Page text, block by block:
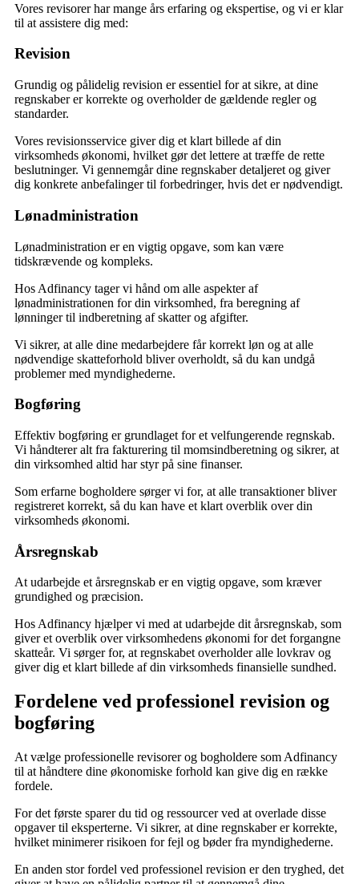
Vores revisorer har mange års erfaring og ekspertise, og vi er klar
til at assistere dig med:
Revision
Grundig og pålidelig revision er essentiel for at sikre, at dine
regnskaber er korrekte og overholder de gældende regler og
standarder.
Vores revisionsservice giver dig et klart billede af din
virksomheds økonomi, hvilket gør det lettere at træffe de rette
beslutninger. Vi gennemgår dine regnskaber detaljeret og giver
dig konkrete anbefalinger til forbedringer, hvis det er nødvendigt.
Lønadministration
Lønadministration er en vigtig opgave, som kan være
tidskrævende og kompleks.
Hos Adfinancy tager vi hånd om alle aspekter af
lønadministrationen for din virksomhed, fra beregning af
lønninger til indberetning af skatter og afgifter.
Vi sikrer, at alle dine medarbejdere får korrekt løn og at alle
nødvendige skatteforhold bliver overholdt, så du kan undgå
problemer med myndighederne.
Bogføring
Effektiv bogføring er grundlaget for et velfungerende regnskab.
Vi håndterer alt fra fakturering til momsindberetning og sikrer, at
din virksomhed altid har styr på sine finanser.
Som erfarne bogholdere sørger vi for, at alle transaktioner bliver
registreret korrekt, så du kan have et klart overblik over din
virksomheds økonomi.
Årsregnskab
At udarbejde et årsregnskab er en vigtig opgave, som kræver
grundighed og præcision.
Hos Adfinancy hjælper vi med at udarbejde dit årsregnskab, som
giver et overblik over virksomhedens økonomi for det forgangne
skatteår. Vi sørger for, at regnskabet overholder alle lovkrav og
giver dig et klart billede af din virksomheds finansielle sundhed.
Fordelene ved professionel revision og
bogføring
At vælge professionelle revisorer og bogholdere som Adfinancy
til at håndtere dine økonomiske forhold kan give dig en række
fordele.
For det første sparer du tid og ressourcer ved at overlade disse
opgaver til eksperterne. Vi sikrer, at dine regnskaber er korrekte,
hvilket minimerer risikoen for fejl og bøder fra myndighederne.
En anden stor fordel ved professionel revision er den tryghed, det